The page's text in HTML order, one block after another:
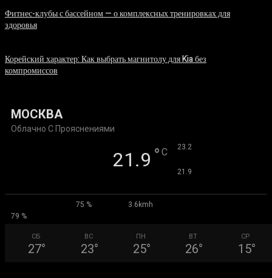
Фитнес-клубы с бассейном — о комплексных тренировках для
здоровья
Корейский характер: Как выбрать магнитолу для Kia без
компромиссов
МОСКВА
Облачно С Прояснениями
21.9 ° C 23.2
21.9
75 %
3.6kmh
79 %
СБ
27°
ВС
23°
ПН
25°
ВТ
26°
СР
15°